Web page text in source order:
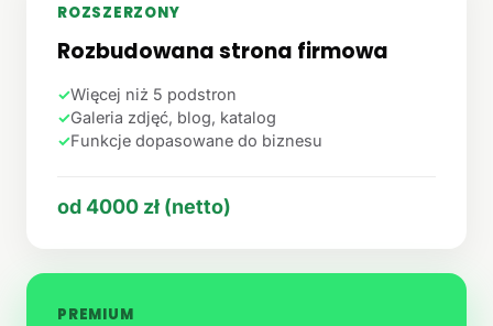
ROZSZERZONY
Rozbudowana strona firmowa
✓Więcej niż 5 podstron
✓Galeria zdjęć, blog, katalog
✓Funkcje dopasowane do biznesu
od 4000 zł (netto)
PREMIUM